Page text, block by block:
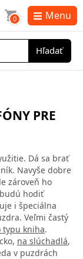
Hľadať
0 Menu
PRE
Dá sa brať
Navyše dobre
zároveň ho
hodiť
i špeciálna
Veľmi častý
typu kniha.
na slúchadlá,
v puzdrách